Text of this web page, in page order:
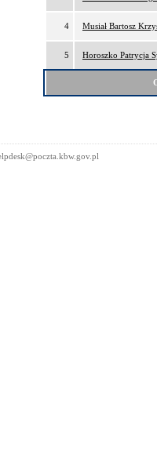
4 Musiał Bartosz
5 Horoszko Patrycja